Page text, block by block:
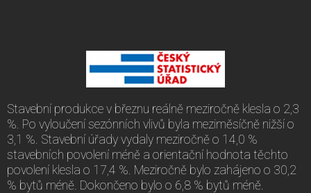
Stavební produkce v březnu reálně meziročně klesla o 2,3
%. Po vyloučení sezónních vlivů byla meziměsíčně nižší o
3,1 %. Stavební úřady vydaly meziročně o 14,0 %
stavebních povolení méně a orientační hodnota těchto
povolení klesla o 17,4 %. Meziročně bylo zahájeno o 30,2
% bytů méně. Dokončeno bylo o 6,8 % bytů méně.